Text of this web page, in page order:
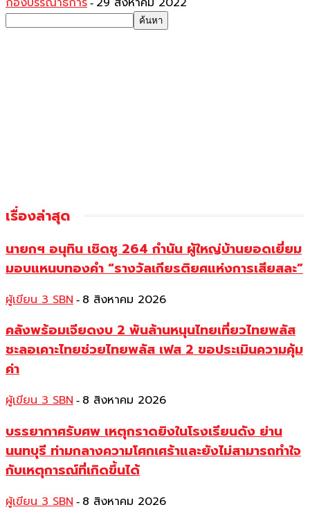
-
เรื่องล่าสุด
นายกฯ อนุทิน เชิดชู 264 กำนัน ผู้ใหญ่บ้านยอดเยี่ยม
มอบแหนบทองคำ “รางวัลเกียรติยศแห่งการเสียสละ”
ผู้เขียน 3 SBN - 8 สิงหาคม 2026
คลังพร้อมเจียดงบ 2 พันล้านหนุนไทยเที่ยวไทยพลัส
ชะลอเคาะไทยช่วยไทยพลัส เฟส 2 ขอประเมินความคุ้ม
ค่า
ผู้เขียน 3 SBN - 8 สิงหาคม 2026
บรรยากาศรับศพ เหตุกราดยิงในโรงเรียนดัง ย่าน
นนทบุรี ท่ามกลางความโศกเศร้าและยังไม่สามารถทำใจ
กับเหตุการณ์ที่เกิดขึ้นได้
ผู้เขียน 3 SBN - 8 สิงหาคม 2026